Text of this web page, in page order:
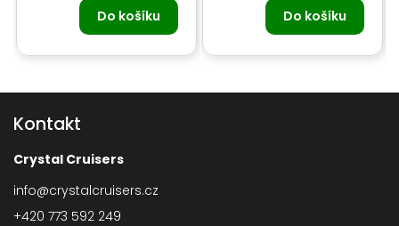
Do košíku Do košíku
Kontakt
Crystal Cruisers
info@crystalcruisers.cz
+420 773 592 249